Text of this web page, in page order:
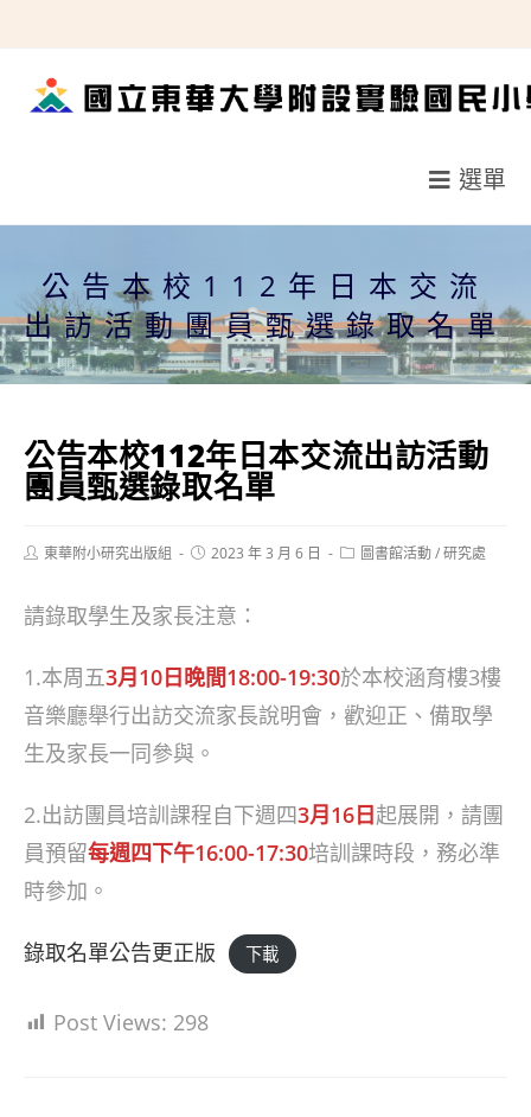
轉
選單
公告本校112年日本交流
出訪活動團員甄選錄取名單
公告本校112年日本交流出訪活動
團員甄選錄取名單
Post東華附小研究出版組
Post2023 年 3 月 6 日
Post圖書館活動/研究處
請錄取學生及家長注意：
1.本周五3月10日晚間18:00-19:30於本校涵育樓3樓
音樂廳舉行出訪交流家長說明會，歡迎正、備取學
生及家長一同參與。
2.出訪團員培訓課程自下週四3月16日起展開，請團
員預留每週四下午16:00-17:30培訓課時段，務必準
時參加。
錄取名單公告更正版 下載
Post Views: 298